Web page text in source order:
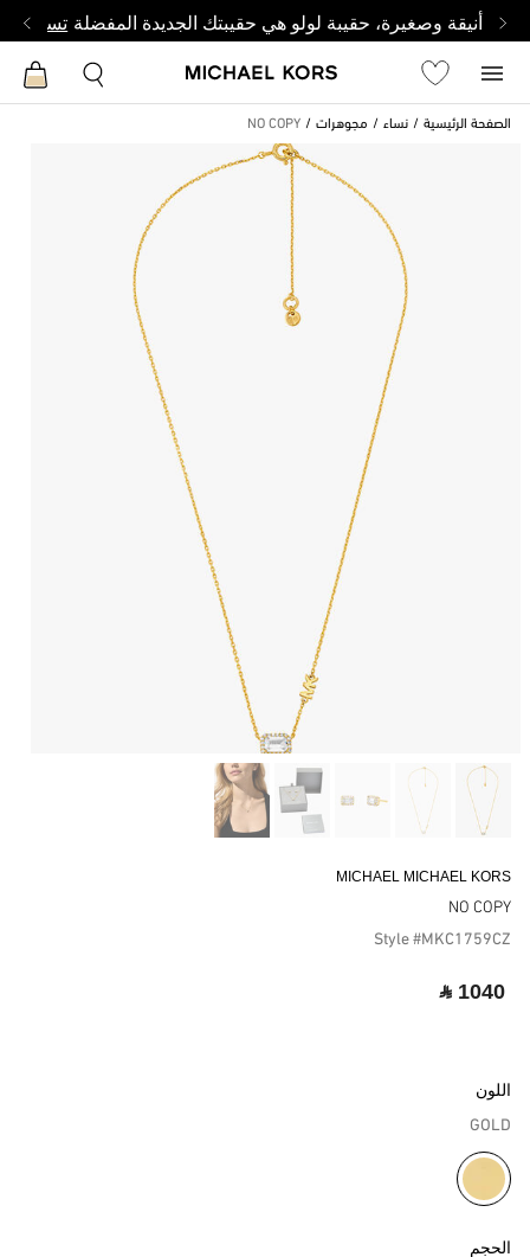
أنيقة وصغيرة، حقيبة لولو هي حقيبتك الجديدة المفضلة تسوق
الصفحة الرئيسية نساء مجوهرات NO COPY
MICHAEL MICHAEL KORS
NO COPY
Style #MKC1759CZ
‎ ⃁ 1040 ‎
اللون
GOLD
مختار
الحجم